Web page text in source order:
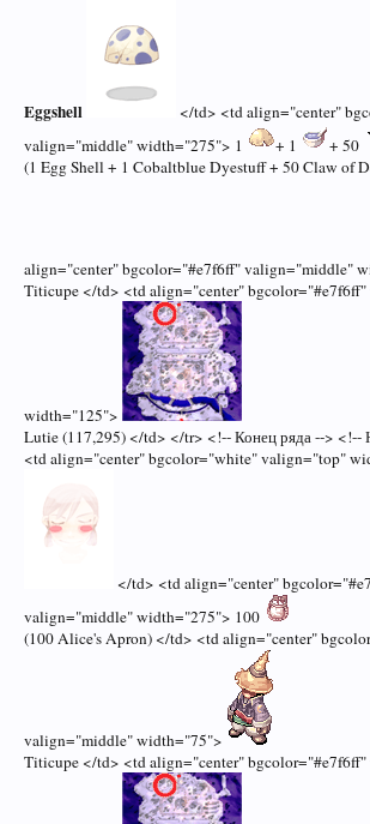
Eggshell
</td> <td align="center"
valign="middle" width="275"> 1
+ 1
+ 50
(1 Egg Shell + 1 Cobaltblue Dyestuff + 50 Claw of
align="center" bgcolor="#e7f6ff" valign="middle"
Titicupe </td> <td align="center"
width="125">
Lutie (117,295) </td> </tr> <!-- Конец ряда --> <!--
<td align="center" bgcolor="white" valign="top"
</td> <td align="center"
valign="middle" width="275"> 100
(100 Alice's Apron) </td> <td align="center"
valign="middle" width="75">
Titicupe </td> <td align="center"